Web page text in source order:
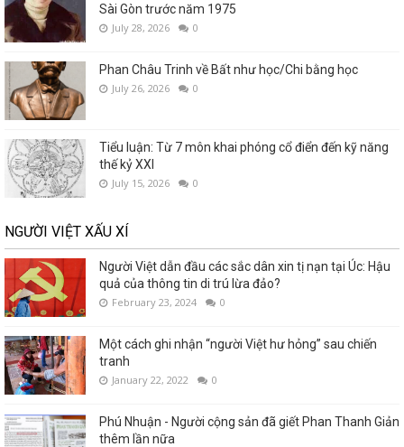
Sài Gòn trước năm 1975
July 28, 2026 0
Phan Châu Trinh về Bất như học/Chi bằng học
July 26, 2026 0
Tiểu luận: Từ 7 môn khai phóng cổ điển đến kỹ năng
thế kỷ XXI
July 15, 2026 0
NGƯỜI VIỆT XẤU XÍ
Người Việt dẫn đầu các sắc dân xin tị nạn tại Úc: Hậu
quả của thông tin di trú lừa đảo?
February 23, 2024 0
Một cách ghi nhận “người Việt hư hỏng” sau chiến
tranh
January 22, 2022 0
Phú Nhuận - Người cộng sản đã giết Phan Thanh Giản
thêm lần nữa